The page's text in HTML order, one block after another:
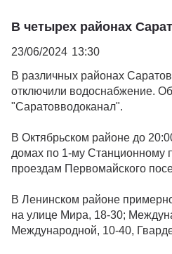
В четырех районах
23/06/2024 13:30
В различных районах
отключили водоснабжение.
"Саратовводоканал".
В Октябрьском районе до
домах по 1-му Станционному
проездам Первомайского
В Ленинском районе
на улице Мира, 18-30;
Международной, 10-40,